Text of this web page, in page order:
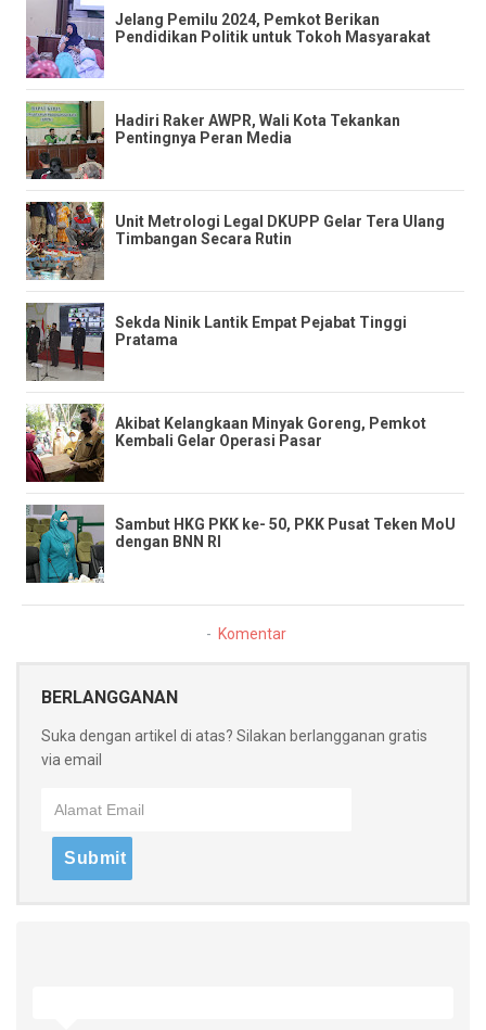
Jelang Pemilu 2024, Pemkot Berikan
Pendidikan Politik untuk Tokoh Masyarakat
Hadiri Raker AWPR, Wali Kota Tekankan
Pentingnya Peran Media
Unit Metrologi Legal DKUPP Gelar Tera Ulang
Timbangan Secara Rutin
Sekda Ninik Lantik Empat Pejabat Tinggi
Pratama
Akibat Kelangkaan Minyak Goreng, Pemkot
Kembali Gelar Operasi Pasar
Sambut HKG PKK ke- 50, PKK Pusat Teken MoU
dengan BNN RI
Komentar
BERLANGGANAN
Suka dengan artikel di atas? Silakan berlangganan gratis
via email